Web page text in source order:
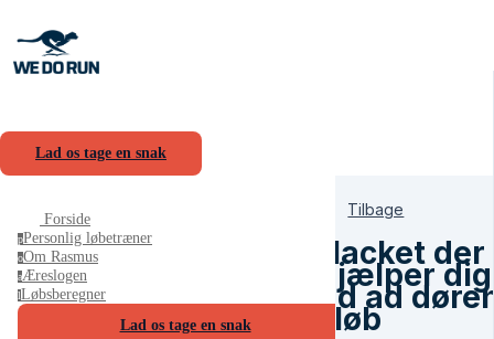
Lad os tage en snak
Forside
pPersonlig løbetræner
oOm Rasmus
aÆreslogen
lLøbsberegner
Lad os tage en snak
Tilbage
Hacket der
hjælper dig
ud ad
i løb